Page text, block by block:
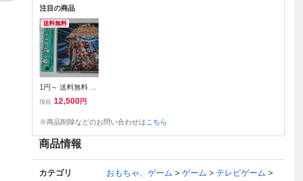
注目の商品
送料無料
1円～ 送料無料 P
Cエンジン CD-RO
ゲドン
現在 12,500円
※商品削除などのお問い合わせはこちら
商品情報
カテゴリ おもちゃ、ゲーム ゲーム
テレビゲーム